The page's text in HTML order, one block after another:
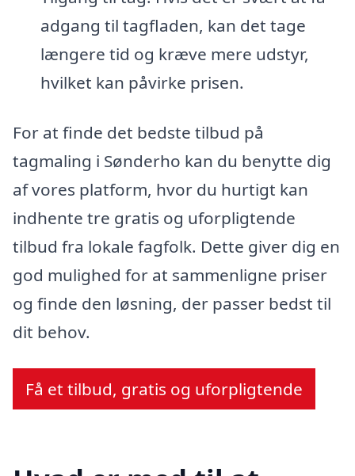
adgang til tagfladen, kan det tage
længere tid og kræve mere udstyr,
hvilket kan påvirke prisen.
For at finde det bedste tilbud på
tagmaling i Sønderho kan du benytte dig
af vores platform, hvor du hurtigt kan
indhente tre gratis og uforpligtende
tilbud fra lokale fagfolk. Dette giver dig en
god mulighed for at sammenligne priser
og finde den løsning, der passer bedst til
dit behov.
Få et tilbud, gratis og uforpligtende